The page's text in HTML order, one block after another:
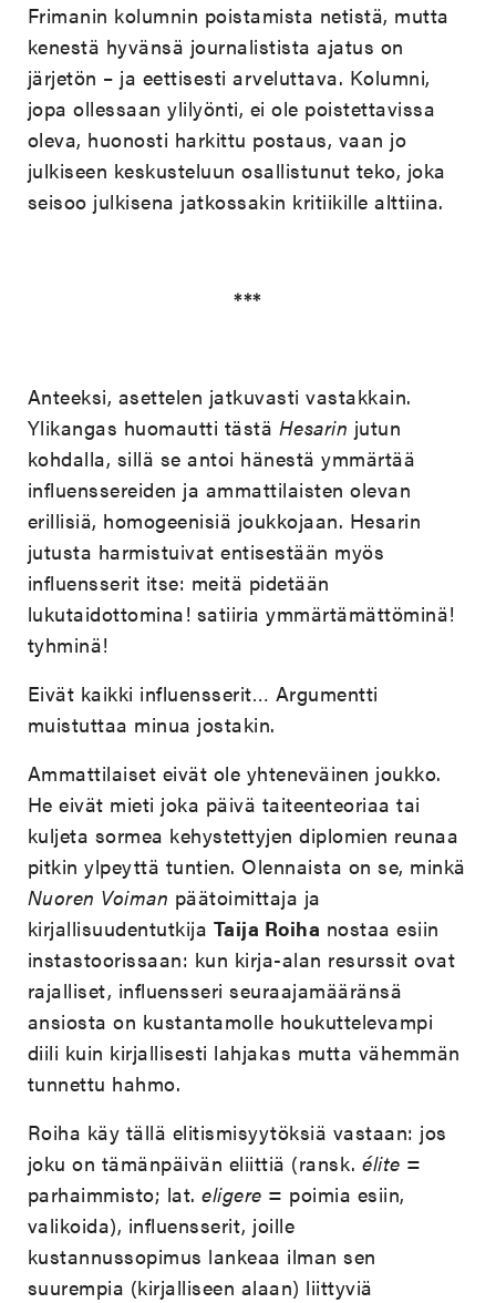
Frimanin kolumnin poistamista netistä, mutta
kenestä hyvänsä journalistista ajatus on
järjetön – ja eettisesti arveluttava. Kolumni,
jopa ollessaan ylilyönti, ei ole poistettavissa
oleva, huonosti harkittu postaus, vaan jo
julkiseen keskusteluun osallistunut teko, joka
seisoo julkisena jatkossakin kritiikille alttiina.
***
Anteeksi, asettelen jatkuvasti vastakkain.
Ylikangas huomautti tästä Hesarin jutun
kohdalla, sillä se antoi hänestä ymmärtää
influenssereiden ja ammattilaisten olevan
erillisiä, homogeenisiä joukkojaan. Hesarin
jutusta harmistuivat entisestään myös
influensserit itse: meitä pidetään
lukutaidottomina! satiiria ymmärtämättöminä!
tyhminä!
Eivät kaikki influensserit… Argumentti
muistuttaa minua jostakin.
Ammattilaiset eivät ole yhteneväinen joukko.
He eivät mieti joka päivä taiteenteoriaa tai
kuljeta sormea kehystettyjen diplomien reunaa
pitkin ylpeyttä tuntien. Olennaista on se, minkä
Nuoren Voiman päätoimittaja ja
kirjallisuudentutkija Taija Roiha nostaa esiin
instastoorissaan: kun kirja-alan resurssit ovat
rajalliset, influensseri seuraajamääränsä
ansiosta on kustantamolle houkuttelevampi
diili kuin kirjallisesti lahjakas mutta vähemmän
tunnettu hahmo.
Roiha käy tällä elitismisyytöksiä vastaan: jos
joku on tämänpäivän eliittiä (ransk.élite =
parhaimmisto; lat.eligere = poimia esiin,
valikoida), influensserit, joille
kustannussopimus lankeaa ilman sen
suurempia (kirjalliseen alaan) liittyviä